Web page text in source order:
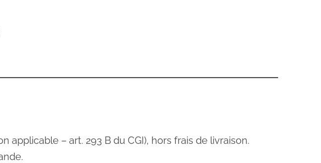
applicable – art. 293 B du CGI), hors frais de livraison.